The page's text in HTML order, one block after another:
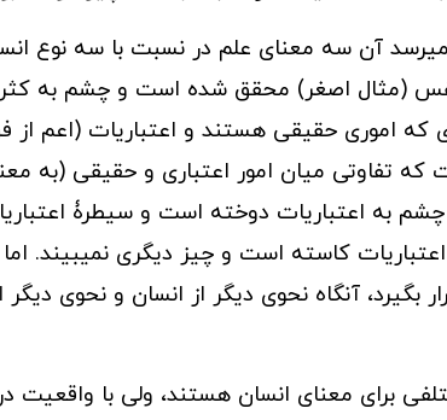
آن سه معنای علم در نسبت با سه نوع
(مثال اصغر) محقق شده است و چشم به
اموری حقیقی هستند و اعتباریات (اعم از
تفاوتی میان امور اعتباری و حقیقی (به
به اعتباریات دوخته است و سیطرۀ
کاسته است و چیز دیگری نمیبیند. اما
بگیرد، آنگاه نحوی دیگر از انسان و نحوی
برای معنای انسان هستند، ولی با واقعیت